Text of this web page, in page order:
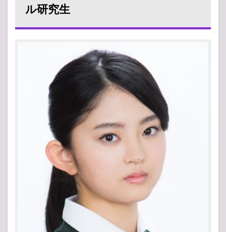
ガー
レー
ル研究生